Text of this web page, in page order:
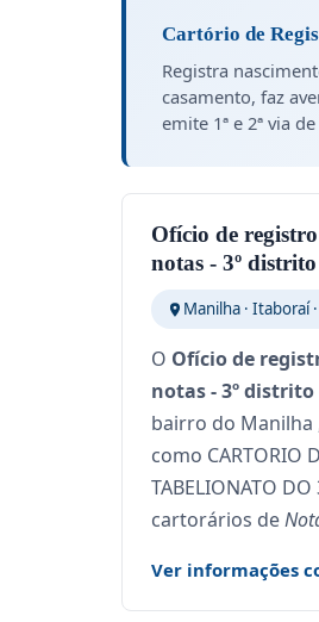
Cartório de
Registra
casamento, faz
emite 1ª e 2ª via
Ofício de
notas - 3º distrito
Manilha · Itaboraí ·
O Ofício de
notas - 3º distrito
bairro do Manilha
como CARTORIO
TABELIONATO
cartorários de
Ver informações